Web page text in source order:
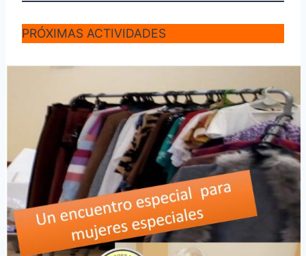
PRÓXIMAS ACTIVIDADES